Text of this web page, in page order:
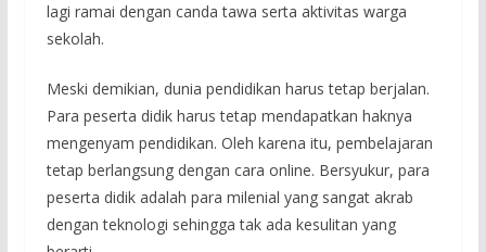
lagi ramai dengan canda tawa serta aktivitas warga
sekolah.
Meski demikian, dunia pendidikan harus tetap berjalan.
Para peserta didik harus tetap mendapatkan haknya
mengenyam pendidikan. Oleh karena itu, pembelajaran
tetap berlangsung dengan cara online. Bersyukur, para
peserta didik adalah para milenial yang sangat akrab
dengan teknologi sehingga tak ada kesulitan yang